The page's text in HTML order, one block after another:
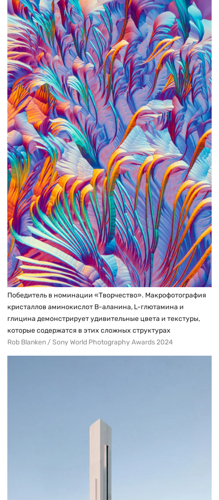
Победитель в номинации «Творчество». Макрофотография
кристаллов аминокислот B-аланина, L-глютамина и
глицина демонстрирует удивительные цвета и текстуры,
которые содержатся в этих сложных структурах
Rob Blanken / Sony World Photography Awards 2024